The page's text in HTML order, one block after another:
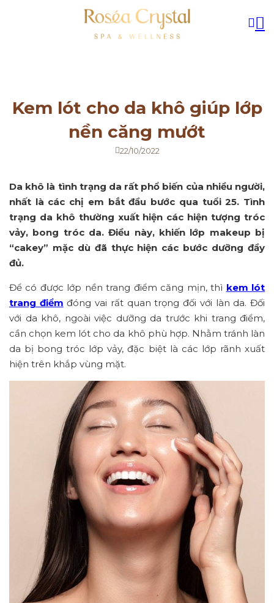
Kem lót cho da khô giúp lớp
nền căng mướt
22/10/2022
Da khô là tình trạng da rất phổ biến của nhiều người,
nhất là các chị em bắt đầu bước qua tuổi 25. Tình
trạng da khô thường xuất hiện các hiện tượng tróc
vảy, bong tróc da. Điều này, khiến lớp makeup bị
“cakey” mặc dù đã thực hiện các bước dưỡng đầy
đủ.
Để có được lớp nền trang điểm căng mịn, thì kem lót
trang điểm đóng vai rất quan trọng đối với làn da. Đối
với da khô, ngoài việc dưỡng da trước khi trang điểm,
cần chọn kem lót cho da khô phù hợp. Nhằm tránh làn
da bị bong tróc lớp vảy, đặc biệt là các lớp rãnh xuất
hiện trên khắp vùng mặt.